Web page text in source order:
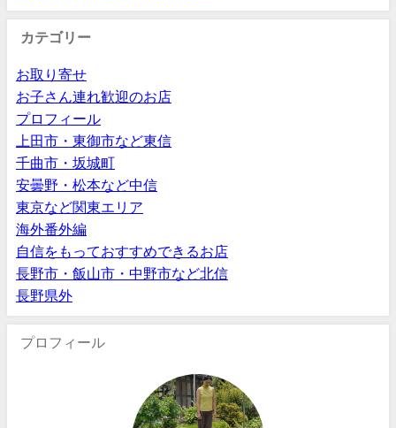
カテゴリー
お取り寄せ
お子さん連れ歓迎のお店
プロフィール
上田市・東御市など東信
千曲市・坂城町
安曇野・松本など中信
東京など関東エリア
海外番外編
自信をもっておすすめできるお店
長野市・飯山市・中野市など北信
長野県外
プロフィール